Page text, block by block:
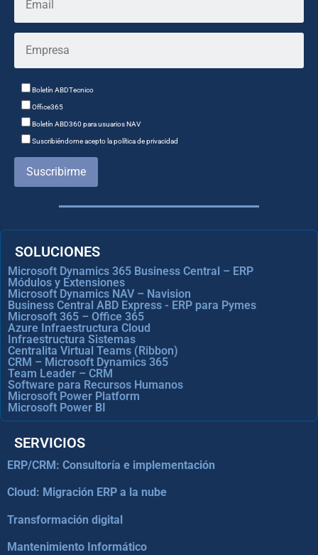
Boletín ABDTecnico
Office365
Boletín ABD360 para usuarios NAV
Suscribiéndome acepto la política de privacidad
Suscribirme
SOLUCIONES
Microsoft Dynamics 365 Business Central – ERP
Módulos y Extensiones
Microsoft Dynamics NAV – Navision
Business Central ABD Express - ERP para Pymes
Microsoft 365 – Office 365
Azure Infraestructura Cloud
Infraestructura Sistemas
Centralita Virtual Teams (Ribbon)
CRM – Microsoft Dynamics 365
Team Leader – CRM
Software para Recursos Humanos
Microsoft Power Platform
Microsoft Power BI
SERVICIOS
ERP/CRM: Consultoría e implementación
Cloud: Migración ERP a la nube
Transformación digital
Mantenimiento Informático